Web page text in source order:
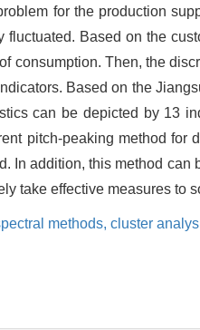
for the production
fluctuated. Based on the
consumption. Then, the
Based on the
can be depicted by 13
pitch-peaking method for
In addition, this method
take effective measures to
methods, cluster